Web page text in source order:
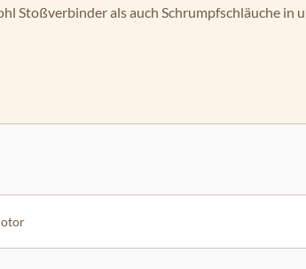
Stoßverbinder als auch Schrumpfschläuche in